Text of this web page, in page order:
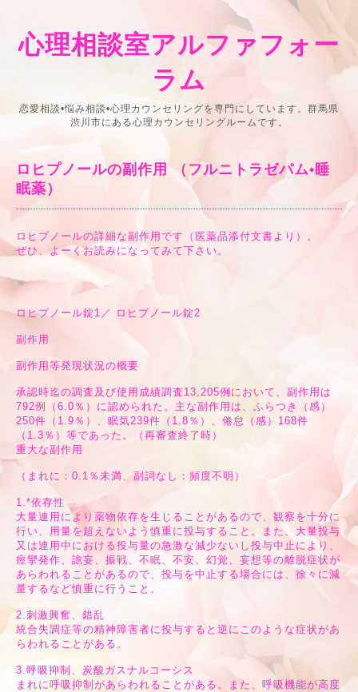
心理相談室アルファフォー
ラム
恋愛相談•悩み相談•心理カウンセリングを専門にしています。群馬県
渋川市にある心理カウンセリングルームです。
ロヒプノールの副作用 （フルニトラゼパム•睡
眠薬）
ロヒプノールの詳細な副作用です（医薬品添付文書より）。
ぜひ、よーくお読みになってみて下さい。
ロヒプノール錠1／ ロヒプノール錠2
副作用
副作用等発現状況の概要
承認時迄の調査及び使用成績調査13,205例において、副作用は
792例（6.0％）に認められた。主な副作用は、ふらつき（感）
250件（1.9％）、眠気239件（1.8％）、倦怠（感）168件
（1.3％）等であった。（再審査終了時）
重大な副作用
（まれに：0.1％未満、副詞なし：頻度不明）
1.*依存性
大量連用により薬物依存を生じることがあるので、観察を十分に
行い、用量を超えないよう慎重に投与すること。また、大量投与
又は連用中における投与量の急激な減少ないし投与中止により、
痙攣発作、譫妄、振戦、不眠、不安、幻覚、妄想等の離脱症状が
あらわれることがあるので、投与を中止する場合には、徐々に減
量するなど慎重に行うこと。
2.刺激興奮、錯乱
統合失調症等の精神障害者に投与すると逆にこのような症状があ
らわれることがある。
3.呼吸抑制、炭酸ガスナルコーシス
まれに呼吸抑制があらわれることがある。また、呼吸機能が高度